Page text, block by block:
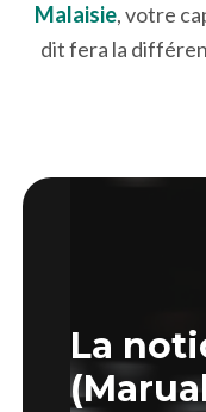
Malaisie, votre
dit fera la
La